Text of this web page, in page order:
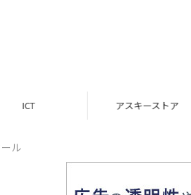
ICT アスキーストア
ル